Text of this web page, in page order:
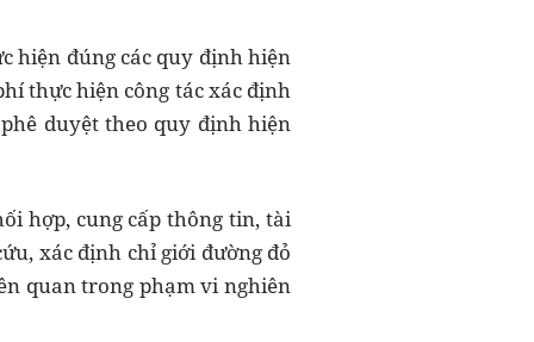
hiện đúng các quy định hiện
thực hiện công tác xác định
duyệt theo quy định hiện
hợp, cung cấp thông tin, tài
xác định chỉ giới đường đỏ
quan trong phạm vi nghiên